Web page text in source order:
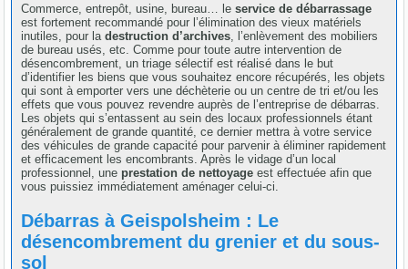
Commerce, entrepôt, usine, bureau… leservice de débarrassage
est fortement recommandé pour l’élimination des vieux matériels
inutiles, pour ladestruction d’archives , l’enlèvement des mobiliers
de bureau usés, etc. Comme pour toute autre intervention de
désencombrement, un triage sélectif est réalisé dans le but
d’identifier les biens que vous souhaitez encore récupérés, les objets
qui sont à emporter vers une déchèterie ou un centre de tri et/ou les
effets que vous pouvez revendre auprès de l’entreprise de débarras.
Les objets qui s’entassent au sein des locaux professionnels étant
généralement de grande quantité, ce dernier mettra à votre service
des véhicules de grande capacité pour parvenir à éliminer rapidement
et efficacement les encombrants. Après le vidage d’un local
professionnel, une prestation de nettoyage est effectuée afin que
vous puissiez immédiatement aménager celui-ci.
Débarras à Geispolsheim : Le
désencombrement du grenier et du sous-
sol